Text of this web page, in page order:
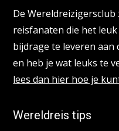
De
reisfanaten die het
bijdrage te leveren aan
en heb je wat leuks te
lees dan hier hoe je
Wereldreis tips